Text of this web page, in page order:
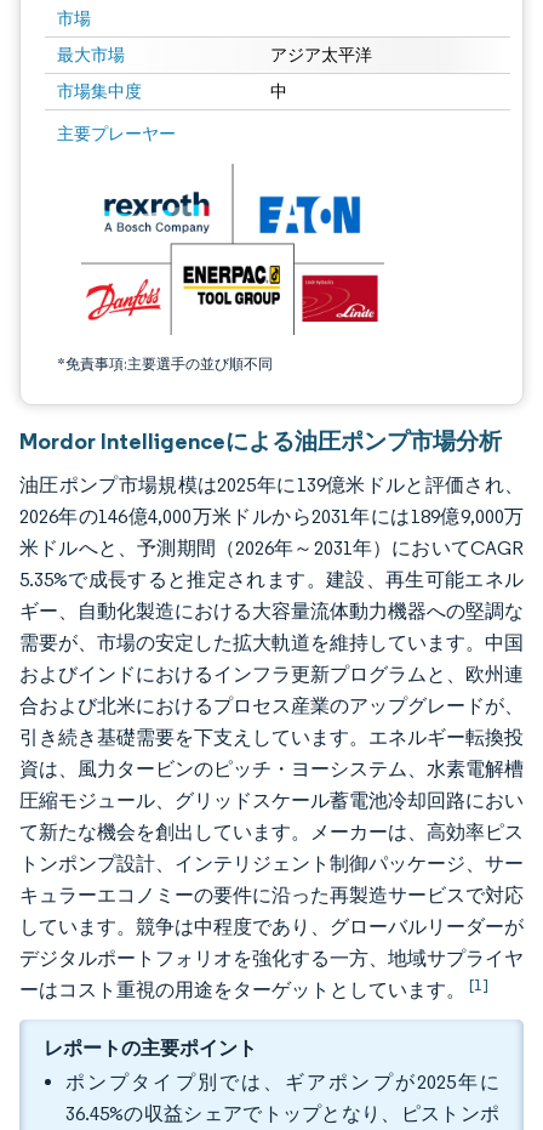
市場
最大市場 アジア太平洋
市場集中度 中
主要プレーヤー
*免責事項:主要選手の並び順不同
画像 © Mordor Intelligence。再利用にはCC BY 4.0の表示が必要です。
Mordor Intelligenceによる油圧ポンプ市場分析
油圧ポンプ市場規模は2025年に139億米ドルと評価され、
2026年の146億4,000万米ドルから2031年には189億9,000万
米ドルへと、予測期間（2026年～2031年）においてCAGR
5.35%で成長すると推定されます。建設、再生可能エネル
ギー、自動化製造における大容量流体動力機器への堅調な
需要が、市場の安定した拡大軌道を維持しています。中国
およびインドにおけるインフラ更新プログラムと、欧州連
合および北米におけるプロセス産業のアップグレードが、
引き続き基礎需要を下支えしています。エネルギー転換投
資は、風力タービンのピッチ・ヨーシステム、水素電解槽
圧縮モジュール、グリッドスケール蓄電池冷却回路におい
て新たな機会を創出しています。メーカーは、高効率ピス
トンポンプ設計、インテリジェント制御パッケージ、サー
キュラーエコノミーの要件に沿った再製造サービスで対応
しています。競争は中程度であり、グローバルリーダーが
デジタルポートフォリオを強化する一方、地域サプライヤ
ーはコスト重視の用途をターゲットとしています。 [1]
レポートの主要ポイント
ポンプタイプ別では、ギアポンプが2025年に
36.45%の収益シェアでトップとなり、ピストンポ